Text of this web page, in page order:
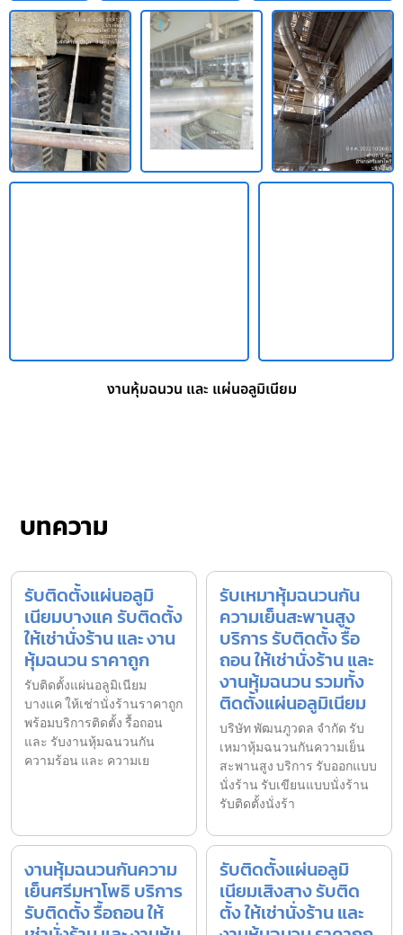
งานหุ้มฉนวน และ แผ่นอลูมิเนียม
บทความ
รับติดตั้งแผ่นอลูมิ
เนียมบางแค รับติดตั้ง
ให้เช่านั่งร้าน และ งาน
หุ้มฉนวน ราคาถูก
รับติดตั้งแผ่นอลูมิเนียม
บางแค ให้เช่านั่งร้านราคาถูก
พร้อมบริการติดตั้ง รื้อถอน
และ รับงานหุ้มฉนวนกัน
ความร้อน และ ความเย
รับเหมาหุ้มฉนวนกัน
ความเย็นสะพานสูง
บริการ รับติดตั้ง รื้อ
ถอน ให้เช่านั่งร้าน และ
งานหุ้มฉนวน รวมทั้ง
ติดตั้งแผ่นอลูมิเนียม
บริษัท พัฒนภูวดล จำกัด รับ
เหมาหุ้มฉนวนกันความเย็น
สะพานสูง บริการ รับออกแบบ
นั่งร้าน รับเขียนแบบนั่งร้าน
รับติดตั้งนั่งร้า
งานหุ้มฉนวนกันความ
เย็นศรีมหาโพธิ บริการ
รับติดตั้ง รื้อถอน ให้
รับติดตั้งแผ่นอลูมิ
เนียมเสิงสาง รับติด
ตั้ง ให้เช่านั่งร้าน และ